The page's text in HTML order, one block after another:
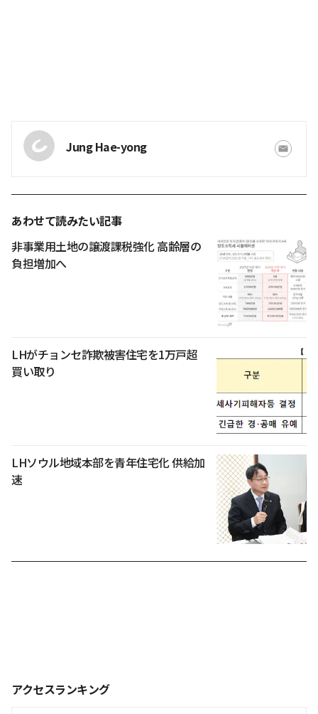
Jung Hae-yong
あわせて読みたい記事
非事業用土地の譲渡課税強化 高齢層の
負担増加へ
LHがチョンセ詐欺被害住宅を1万戸超
買い取り
LHソウル地域本部を青年住宅化 供給加
速
アクセスランキング